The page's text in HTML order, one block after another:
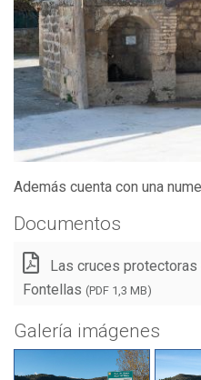
Además cuenta con una
Documentos
Las cruces
Fontellas (PDF 1,3 MB)
Galería imágenes